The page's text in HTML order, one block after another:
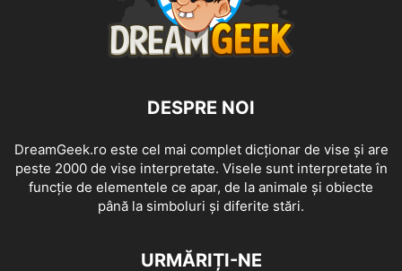
DESPRE NOI
DreamGeek.ro este cel mai complet dicționar de vise și are
peste 2000 de vise interpretate. Visele sunt interpretate în
funcție de elementele ce apar, de la animale și obiecte
până la simboluri și diferite stări.
URMĂRIȚI-NE